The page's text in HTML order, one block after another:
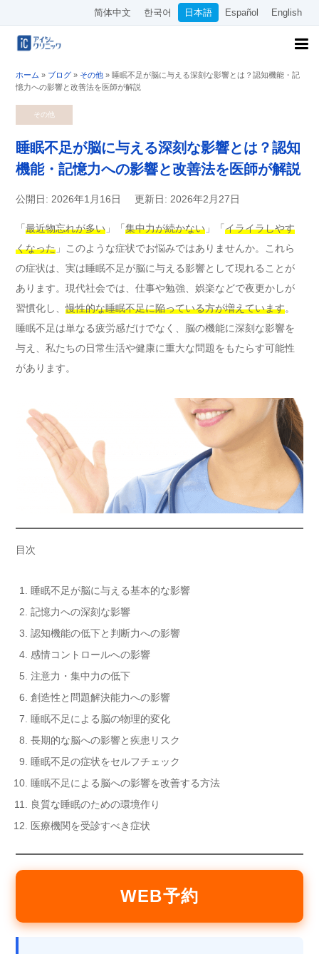
简体中文 한국어 日本語 Español English
ホーム » ブログ » その他 » 睡眠不足が脳に与える深刻な影響とは？認知機能・記
憶力への影響と改善法を医師が解説
その他
睡眠不足が脳に与える深刻な影響とは？認知
機能・記憶力への影響と改善法を医師が解説
公開日: 2026年1月16日 更新日: 2026年2月27日
「 最近物忘れが多い 」「 集中力が続かない 」「 イライラしやす
くなった 」このような症状でお悩みではありませんか。これら
の症状は、実は睡眠不足が脳に与える影響として現れることが
あります。現代社会では、仕事や勉強、娯楽などで夜更かしが
習慣化し、慢性的な睡眠不足に陥っている方が増えています。
睡眠不足は単なる疲労感だけでなく、脳の機能に深刻な影響を
与え、私たちの日常生活や健康に重大な問題をもたらす可能性
があります。
目次
睡眠不足が脳に与える基本的な影響
記憶力への深刻な影響
認知機能の低下と判断力への影響
感情コントロールへの影響
注意力・集中力の低下
創造性と問題解決能力への影響
睡眠不足による脳の物理的変化
長期的な脳への影響と疾患リスク
睡眠不足の症状をセルフチェック
睡眠不足による脳への影響を改善する方法
良質な睡眠のための環境作り
医療機関を受診すべき症状
WEB予約